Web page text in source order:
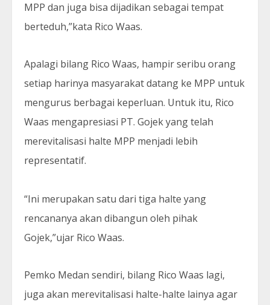
MPP dan juga bisa dijadikan sebagai tempat
berteduh,”kata Rico Waas.
Apalagi bilang Rico Waas, hampir seribu orang
setiap harinya masyarakat datang ke MPP untuk
mengurus berbagai keperluan. Untuk itu, Rico
Waas mengapresiasi PT. Gojek yang telah
merevitalisasi halte MPP menjadi lebih
representatif.
“Ini merupakan satu dari tiga halte yang
rencananya akan dibangun oleh pihak
Gojek,”ujar Rico Waas.
Pemko Medan sendiri, bilang Rico Waas lagi,
juga akan merevitalisasi halte-halte lainya agar